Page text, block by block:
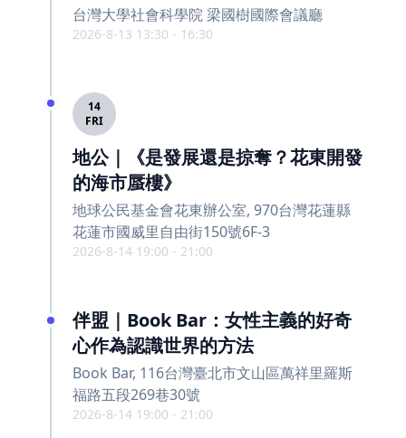
台灣大學社會科學院 梁國樹國際會議廳
2026-8-13 13:30 - 16:30
14
FRI
地公｜《是發展還是掠奪？花東開發
的海市蜃樓》
地球公民基金會花東辦公室, 970台灣花蓮縣
花蓮市國威里自由街150號6F-3
2026-8-14 19:00 - 21:00
伴盟｜Book Bar：女性主義的好奇
心作為認識世界的方法
Book Bar, 116台灣臺北市文山區萬祥里羅斯
福路五段269巷30號
2026-8-14 19:00 - 21:00